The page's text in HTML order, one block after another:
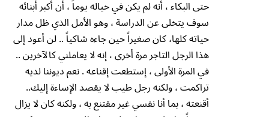
حتى البكاء ، أنه لم يكن في خياله يوماً ، أن أكبر أبنائه
سوف يتخلى عن الدراسة ، وهو الأمل الذي ظل مدار
حياته كلها، كان صغيراً حين جاءه شاكياً .. لن أعود إلى
هذا الرجل التاجر مرة أخرى ، إنه لا يعاملني كالآخرين ..
في المرة الأولى ، إستطعت إقناعه . نعم ديوننا لديه
تراكمت ، ولكنه رجل طيب لا يقصد الإساءة إليك..
أقنعته ، بما أنا نفسي غير مقتنع به ، ولكنه كان لا يزال